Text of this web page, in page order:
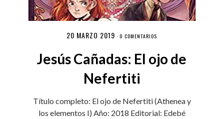
20 MARZO 2019 ·0 COMENTARIOS
Jesús Cañadas: El ojo de
Nefertiti
Título completo: El ojo de Nefertiti (Athenea y
los elementos I) Año: 2018 Editorial: Edebé